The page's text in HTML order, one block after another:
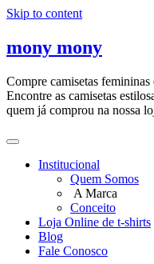
Skip to content
mony mony
Compre camisetas
Encontre as camisetas
quem já comprou na nossa
Institucional
Quem Somos
A Marca
Conceito
Loja Online de t-shirts
Blog
Fale Conosco